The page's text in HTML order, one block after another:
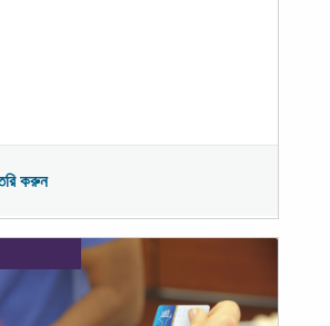
করুন